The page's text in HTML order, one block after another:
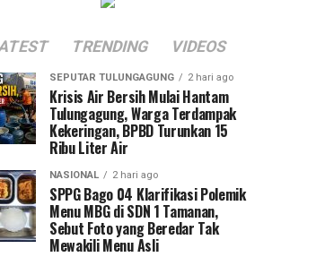
TRENDING VIDEOS
SEPUTAR TULUNGAGUNG 2 hari ago
Krisis Air Bersih Mulai Hantam
Tulungagung, Warga Terdampak
Kekeringan, BPBD Turunkan 15
Ribu Liter Air
NASIONAL 2 hari ago
SPPG Bago 04 Klarifikasi Polemik
Menu MBG di SDN 1 Tamanan,
Sebut Foto yang Beredar Tak
Mewakili Menu Asli